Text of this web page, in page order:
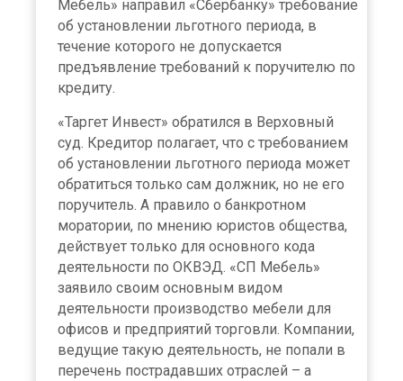
Мебель» направил «Сбербанку» требование
об установлении льготного периода, в
течение которого не допускается
предъявление требований к поручителю по
кредиту.
«Таргет Инвест» обратился в Верховный
суд. Кредитор полагает, что с требованием
об установлении льготного периода может
обратиться только сам должник, но не его
поручитель. А правило о банкротном
моратории, по мнению юристов общества,
действует только для основного кода
деятельности по ОКВЭД. «СП Мебель»
заявило своим основным видом
деятельности производство мебели для
офисов и предприятий торговли. Компании,
ведущие такую деятельность, не попали в
перечень пострадавших отраслей – а